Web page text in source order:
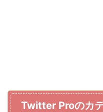
Twitter Proのカ